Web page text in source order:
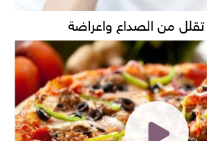
من الصداع واعراضة